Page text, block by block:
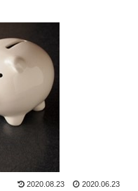
2020.08.23 2020.06.23